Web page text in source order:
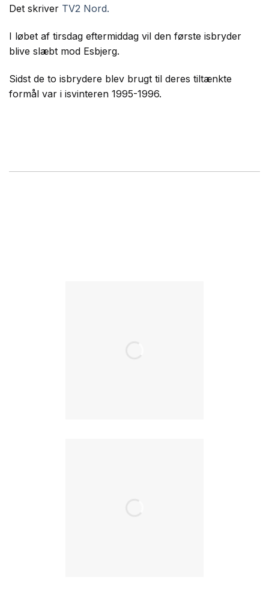
Det skriver TV2 Nord.
I løbet af tirsdag eftermiddag vil den første isbryder
blive slæbt mod Esbjerg.
Sidst de to isbrydere blev brugt til deres tiltænkte
formål var i isvinteren 1995-1996.